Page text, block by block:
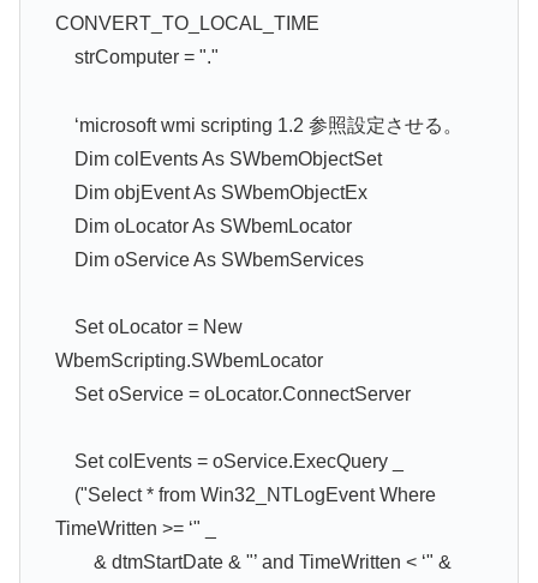
CONVERT_TO_LOCAL_TIME
strComputer = "."
‘microsoft wmi scripting 1.2 参照設定させる。
Dim colEvents As SWbemObjectSet
Dim objEvent As SWbemObjectEx
Dim oLocator As SWbemLocator
Dim oService As SWbemServices
Set oLocator = New
WbemScripting.SWbemLocator
Set oService = oLocator.ConnectServer
Set colEvents = oService.ExecQuery _
("Select * from Win32_NTLogEvent Where
TimeWritten >= ‘" _
& dtmStartDate & "’ and TimeWritten < ‘" &